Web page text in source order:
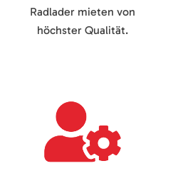
Radlader mieten von
höchster Qualität.